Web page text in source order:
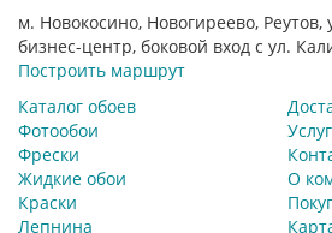
м. Новокосино, Новогиреево,
бизнес-центр, боковой вход с ул.
Построить маршрут
Каталог обоев
Фотообои
Фрески
Жидкие обои
Краски
Лепнина
О